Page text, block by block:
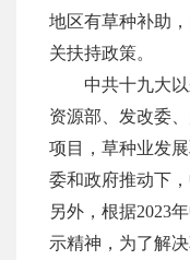
地区有草种补助
关扶持政策。
中共十九大
资源部、发改委
项目，草种业发
委和政府推动下
另外，根据2023
示精神，为了解